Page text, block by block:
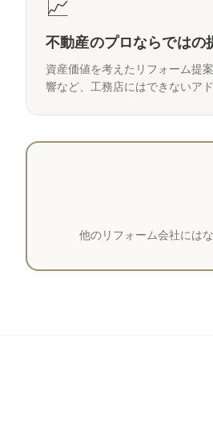
📈
不動産のプロならではの
資産価値を考えたリフォーム提
響など、工務店にはできないアド
他のリフォーム会社には